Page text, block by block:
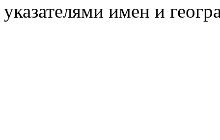
указателями имен и